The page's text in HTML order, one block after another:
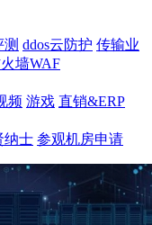
ddos云防护 传输业
墙WAF
频 游戏 直销&ERP
纳士 参观机房申请